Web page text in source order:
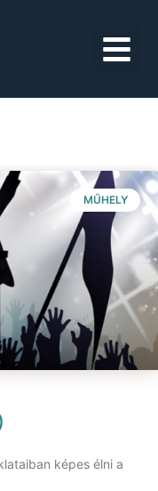
MŰHELY
képes élni a